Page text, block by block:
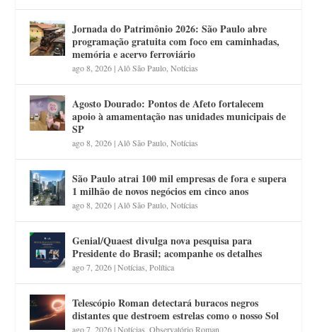
Jornada do Patrimônio 2026: São Paulo abre
programação gratuita com foco em caminhadas,
memória e acervo ferroviário
ago 8, 2026|Alô São Paulo,Notícias
Agosto Dourado: Pontos de Afeto fortalecem
apoio à amamentação nas unidades municipais de
SP
ago 8, 2026|Alô São Paulo,Notícias
São Paulo atrai 100 mil empresas de fora e supera
1 milhão de novos negócios em cinco anos
ago 8, 2026|Alô São Paulo,Notícias
Genial/Quaest divulga nova pesquisa para
Presidente do Brasil; acompanhe os detalhes
ago 7, 2026|Notícias,Política
Telescópio Roman detectará buracos negros
distantes que destroem estrelas como o nosso Sol
ago 7, 2026|Notícias ,Observatório Roman